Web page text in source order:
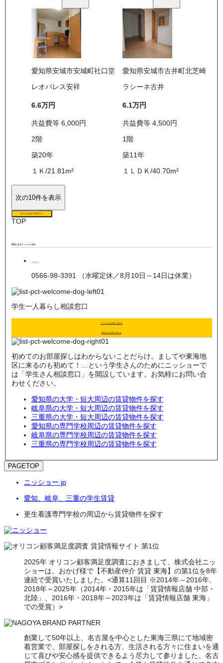
愛知県安城市安城町社口堂
レオパレス安祥
6.6万円
共益費等 6,000円
2階
築20年
１Ｋ/21.81m²
愛知県安城市古井町北芝崎
ラシーネ古井
6.1万円
共益費等4,500円
1階
築11年
１ＬＤＫ/40.70m²
次の10件を表示
絞り込み条件を変更する
TOP
周辺にあるニッショー支店
安城支店
0566-98-3391 （水曜定休／8月10日～14日は休業）
学生一人暮らし相談窓口
メールでのお問い合わせ
電話でのお問い合わせ
初めてのお部屋探しはわからないことだらけ。ましてや東海地
区に来るのも初めて！…という学生さんのためにニッショーで
は「学生さん相談窓口」を開設しています。お気軽にお問い合
わせください。
愛知県の大学・短大周辺の賃貸物件を探す
岐阜県の大学・短大周辺の賃貸物件を探す
三重県の大学・短大周辺の賃貸物件を探す
愛知県の専門学校周辺の賃貸物件を探す
岐阜県の専門学校周辺の賃貸物件を探す
三重県の専門学校周辺の賃貸物件を探す
PAGETOP
ニッショー.jp
愛知、岐阜、三重の学生賃貸
更生看護専門学校の周辺から賃貸物件を探す
2025年 オリコン顧客満足度調査におきまして、株式会社ニッ
ショーは、おかげ様で【不動産仲介 賃貸 東海】の第1位を8年
連続で受賞いたしました。<通算11回目 ※2014年～2016年、
2018年～2025年（2014年・2015年は「賃貸情報店舗 中部・
北陸」、2016年・2018年～2023年は「賃貸情報店舗 東海」
での受賞）>
創業して50年以上、名古屋を中心とした東海三県にて地域密
着営業で、部屋探しをされる方、生活される方々に住まいを通
じて喜びや安心感を提供できるよう尽力して参りました。名古